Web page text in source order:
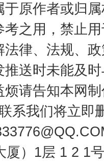
原作者或归
考之用，禁止
律、法规、
送时未能及
请告知本网
系我们将立即
厦）1层 1 2 1
今